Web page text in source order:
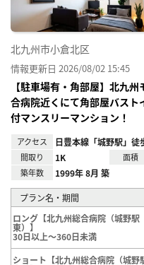
北九州市小倉北区
情報更新日 2026/08/02 15:45
【駐車場有・角部屋】北九
合病院近くにて角部屋バス
付マンスリーマンション！
アクセス 日豊本線「城野駅」徒
間取り 1K 面積
築年数 1999年 8月 築
プラン名・期間
ロング【北九州総合病院（城野駅
東）】
30日以上～360日未満
ショート【北九州総合病院（城野